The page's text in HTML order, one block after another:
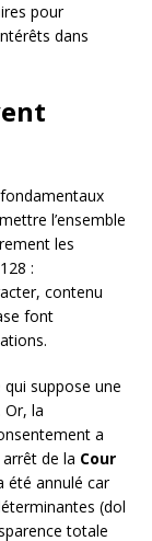
pour
dans
l’ensemble
les
:
contenu
font
suppose une
la
a
de la Cour
été annulé car
(dol
totale